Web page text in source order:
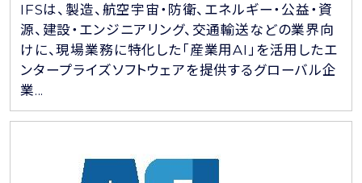
IFSは、製造、航空宇宙・防衛、エネルギー・公益・資
源、建設・エンジニアリング、交通輸送などの業界向
けに、現場業務に特化した「産業用AI」を活用したエ
ンタープライズソフトウェアを提供するグローバル企
業...